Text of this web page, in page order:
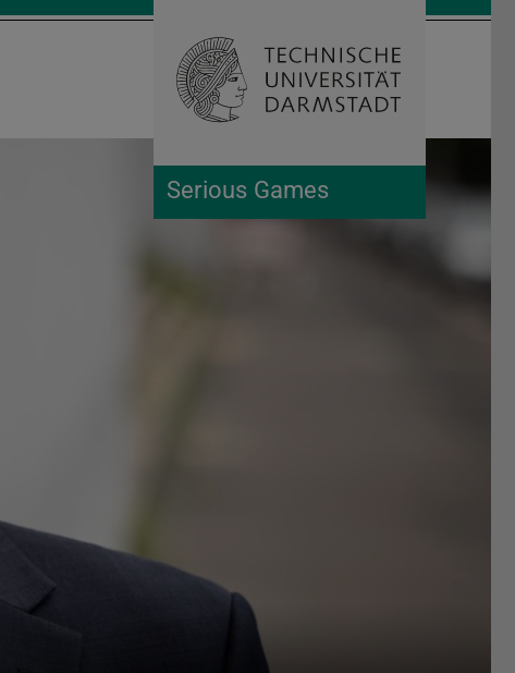
Serious Games
Suche öffnen